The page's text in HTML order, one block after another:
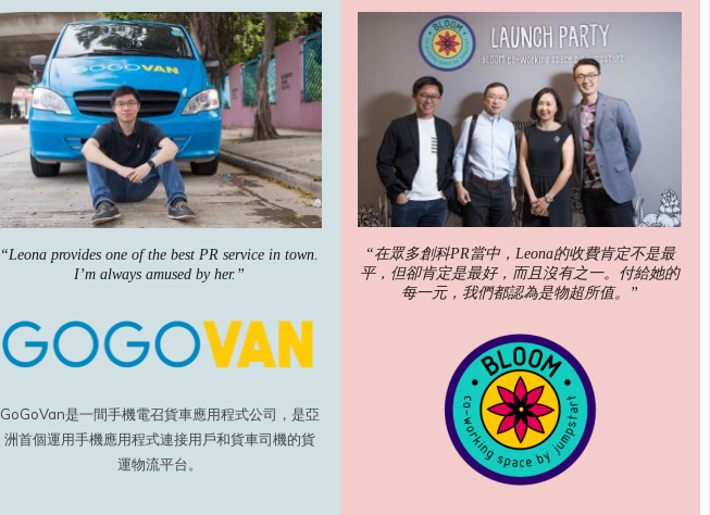
“Leona provides one of the best PR service in town.
I’m always amused by her.”
GoGoVan是一間手機電召貨車應用程式公司，是亞
洲首個運用手機應用程式連接用戶和貨車司機的貨
運物流平台。
“在眾多創科PR當中，Leona的收費肯定不是最
平，但卻肯定是最好，而且沒有之一。付給她的
每一元，我們都認為是物超所值。”